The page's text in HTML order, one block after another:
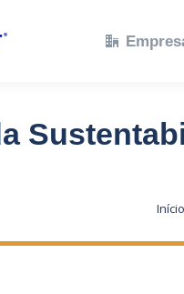
Início
Soluções